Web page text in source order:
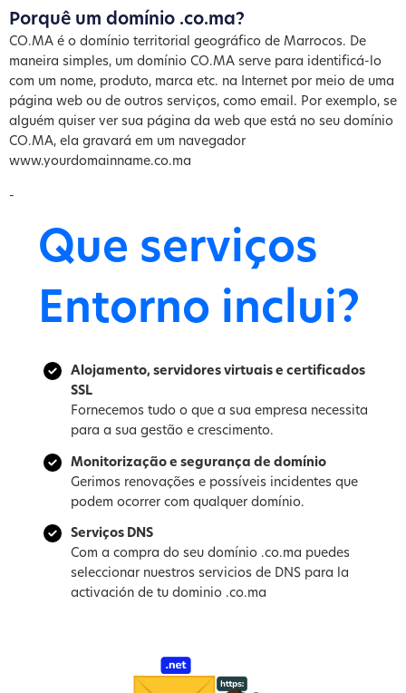
Porquê um domínio .co.ma?
CO.MA é o domínio territorial geográfico de Marrocos. De
maneira simples, um domínio CO.MA serve para identificá-lo
com um nome, produto, marca etc. na Internet por meio de uma
página web ou de outros serviços, como email. Por exemplo, se
alguém quiser ver sua página da web que está no seu domínio
CO.MA, ela gravará em um navegador
www.yourdomainname.co.ma
-
Que serviços
Entorno inclui?
Alojamento, servidores virtuais e certificados
SSL
Fornecemos tudo o que a sua empresa necessita
para a sua gestão e crescimento.
Monitorização e segurança de domínio
Gerimos renovações e possíveis incidentes que
podem ocorrer com qualquer domínio.
Serviços DNS
Com a compra do seu domínio .co.ma puedes
seleccionar nuestros servicios de DNS para la
activación de tu dominio .co.ma